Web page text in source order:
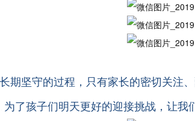
期坚守的过程，只有家长的密切关注
了孩子们明天更好的迎接挑战，让我